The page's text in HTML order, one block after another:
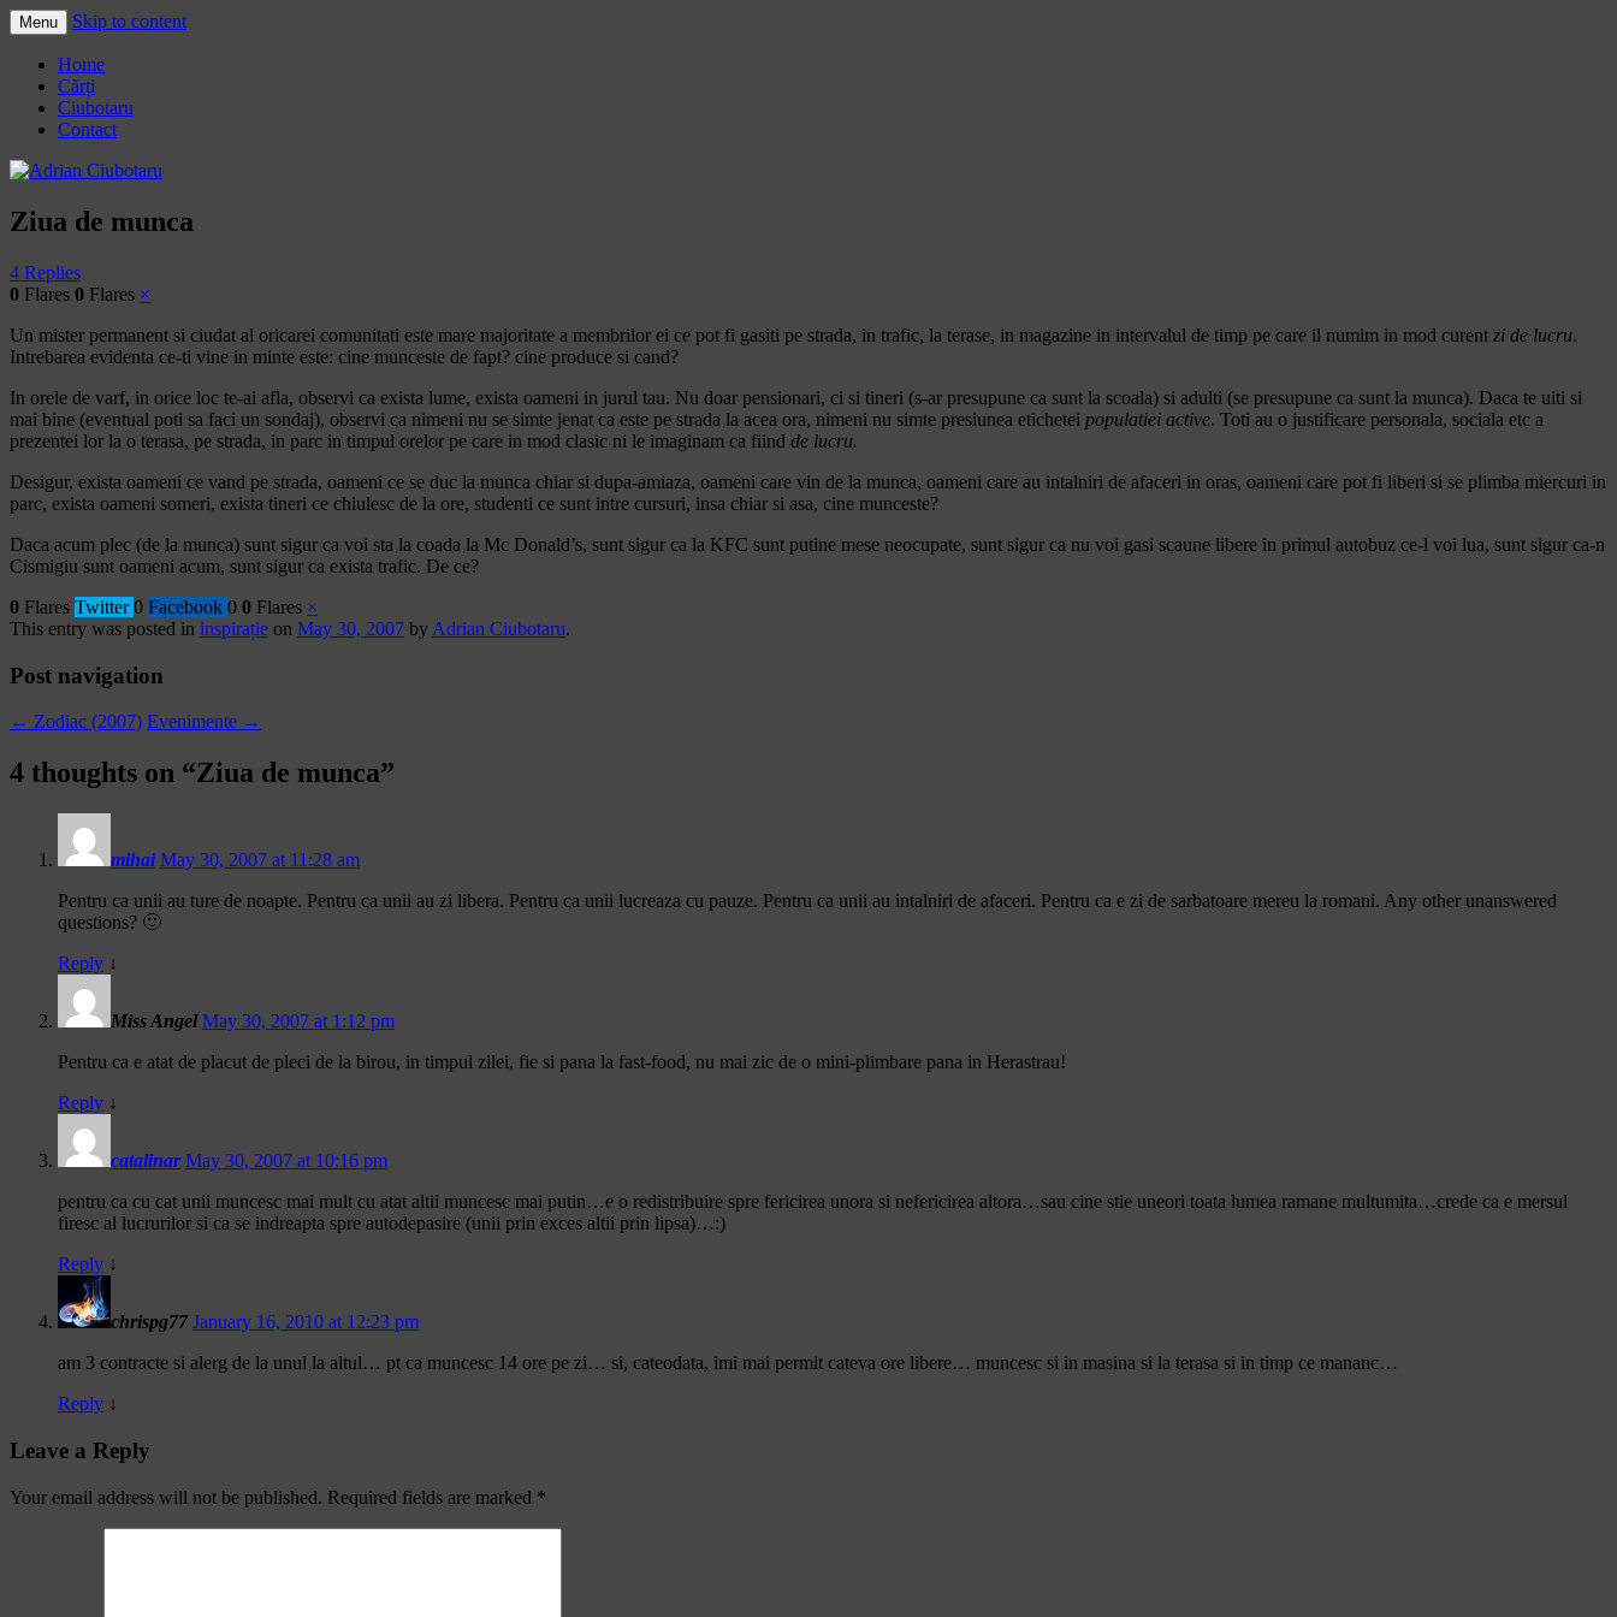
Adrian Ciubotaru
Menu Skip to content
Home
Cărți
Ciubotaru
Contact
Ziua de munca
4 Replies
0 Flares 0 Flares ×
Un mister permanent si ciudat al oricarei comunitati este mare majoritate a membrilor ei ce pot fi gasiti pe strada, in trafic, la terase, in magazine in intervalul de timp pe care il numim in mod curent zi de lucru.
Intrebarea evidenta ce-ti vine in minte este: cine munceste de fapt? cine produce si cand?
In orele de varf, in orice loc te-ai afla, observi ca exista lume, exista oameni in jurul tau. Nu doar pensionari, ci si tineri (s-ar presupune ca sunt la scoala) si adulti (se presupune ca sunt la munca). Daca te uiti si
mai bine (eventual poti sa faci un sondaj), observi ca nimeni nu se simte jenat ca este pe strada la acea ora, nimeni nu simte presiunea etichetei populatiei active. Toti au o justificare personala, sociala etc a
prezentei lor la o terasa, pe strada, in parc in timpul orelor pe care in mod clasic ni le imaginam ca fiind de lucru.
Desigur, exista oameni ce vand pe strada, oameni ce se duc la munca chiar si dupa-amiaza, oameni care vin de la munca, oameni care au intalniri de afaceri in oras, oameni care pot fi liberi si se plimba miercuri in
parc, exista oameni someri, exista tineri ce chiulesc de la ore, studenti ce sunt intre cursuri, insa chiar si asa, cine munceste?
Daca acum plec (de la munca) sunt sigur ca voi sta la coada la Mc Donald’s, sunt sigur ca la KFC sunt putine mese neocupate, sunt sigur ca nu voi gasi scaune libere in primul autobuz ce-l voi lua, sunt sigur ca-n
Cismigiu sunt oameni acum, sunt sigur ca exista trafic. De ce?
0 Flares Twitter 0 Facebook 0 0 Flares ×
This entry was posted in inspirație on May 30, 2007 by Adrian Ciubotaru.
Post navigation
← Zodiac (2007) Evenimente →
4 thoughts on “Ziua de munca”
mihai May 30, 2007 at 11:28 am
Pentru ca unii au ture de noapte. Pentru ca unii au zi libera. Pentru ca unii lucreaza cu pauze. Pentru ca unii au intalniri de afaceri. Pentru ca e zi de sarbatoare mereu la romani. Any other unanswered
questions? 🙂
Reply ↓
Miss Angel May 30, 2007 at 1:12 pm
Pentru ca e atat de placut de pleci de la birou, in timpul zilei, fie si pana la fast-food, nu mai zic de o mini-plimbare pana in Herastrau!
Reply ↓
catalinar May 30, 2007 at 10:16 pm
pentru ca cu cat unii muncesc mai mult cu atat altii muncesc mai putin…e o redistribuire spre fericirea unora si nefericirea altora…sau cine stie uneori toata lumea ramane multumita…crede ca e mersul
firesc al lucrurilor si ca se indreapta spre autodepasire (unii prin exces altii prin lipsa)…:)
Reply ↓
chrispg77 January 16, 2010 at 12:23 pm
am 3 contracte si alerg de la unul la altul… pt ca muncesc 14 ore pe zi… si, cateodata, imi mai permit cateva ore libere… muncesc si in masina si la terasa si in timp ce mananc…
Reply ↓
Leave a Reply
Your email address will not be published. Required fields are marked *